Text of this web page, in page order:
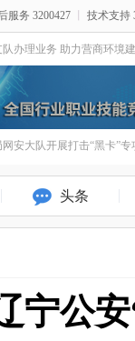
服务 3200427 技术支持
办理业务 助力营商环境
安大队开展打击“黑卡”专
头条
宁公